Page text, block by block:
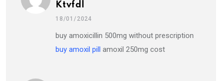
Ktvfdl
18/01/2024
buy amoxicillin 500mg without prescription
buy amoxil pill amoxil 250mg cost